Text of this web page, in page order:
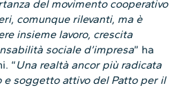
del movimento cooperativo
comunque rilevanti, ma è
insieme lavoro, crescita
sociale d’impresa” ha
“Una realtà ancor più radicata
soggetto attivo del Patto per il